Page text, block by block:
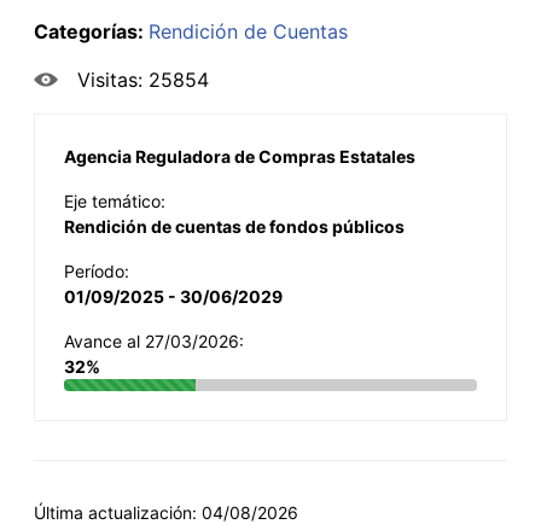
Categorías: Rendición de Cuentas
Visitas: 25854
Agencia Reguladora de Compras Estatales
Eje temático:
Rendición de cuentas de fondos públicos
Período:
01/09/2025 - 30/06/2029
Avance al 27/03/2026:
32%
Última actualización: 04/08/2026